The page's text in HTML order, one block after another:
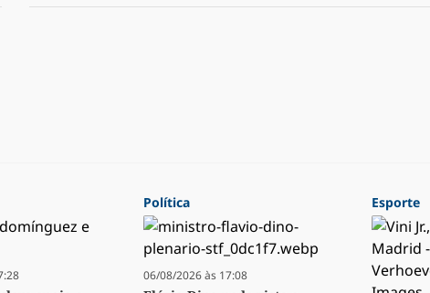
Política
06/08/2026 às 17:08
Esporte